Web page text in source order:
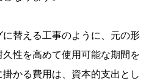
替える工事のように、元の形
性を高めて使用可能な期間を
かる費用は、資本的支出とし